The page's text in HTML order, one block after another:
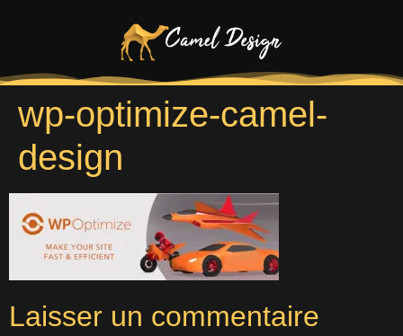
wp-optimize-camel-
design
Laisser un commentaire